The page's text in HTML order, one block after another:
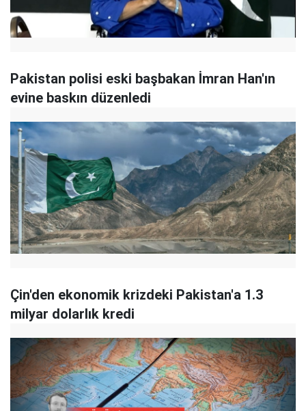
Pakistan polisi eski başbakan İmran Han'ın
evine baskın düzenledi
Çin'den ekonomik krizdeki Pakistan'a 1.3
milyar dolarlık kredi